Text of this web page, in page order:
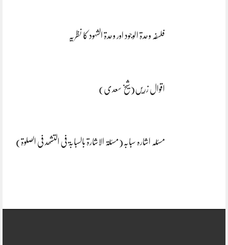
فلسفہ وحدۃ الوجود اور وحدۃ الشہود کا نظریہ
اقوال زریں(شیخ سعدی)
مسئلہ اشارہ سبابہ(مسئلۃ الاشارۃ بالسبابۃ فی التشھد فی الصلوۃ)